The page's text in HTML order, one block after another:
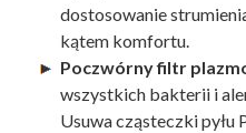
dostosowanie
kątem komfortu.
Poczwórny filtr
wszystkich bakterii i
Usuwa cząsteczki pyłu